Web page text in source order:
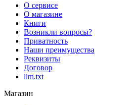
О сервисе
О магазине
Книги
Возникли вопросы?
Приватность
Наши преимущества
Реквизиты
Договор
llm.txt
Магазин